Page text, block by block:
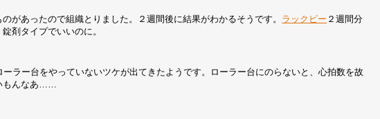
があったので組織とりました。２週間後に結果がわかるそうです。 ラックビー ２週間分
剤タイプでいいのに。
ラー台をやっていないツケが出てきたようです。ローラー台にのらないと、心拍数を故
もんなあ……